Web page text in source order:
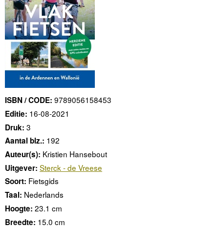
ISBN / CODE: 9789056158453
Editie: 16-08-2021
Druk: 3
Aantal blz.: 192
Auteur(s): Kristien Hansebout
Uitgever: Sterck - de Vreese
Soort: Fietsgids
Taal: Nederlands
Hoogte: 23.1 cm
Breedte: 15.0 cm